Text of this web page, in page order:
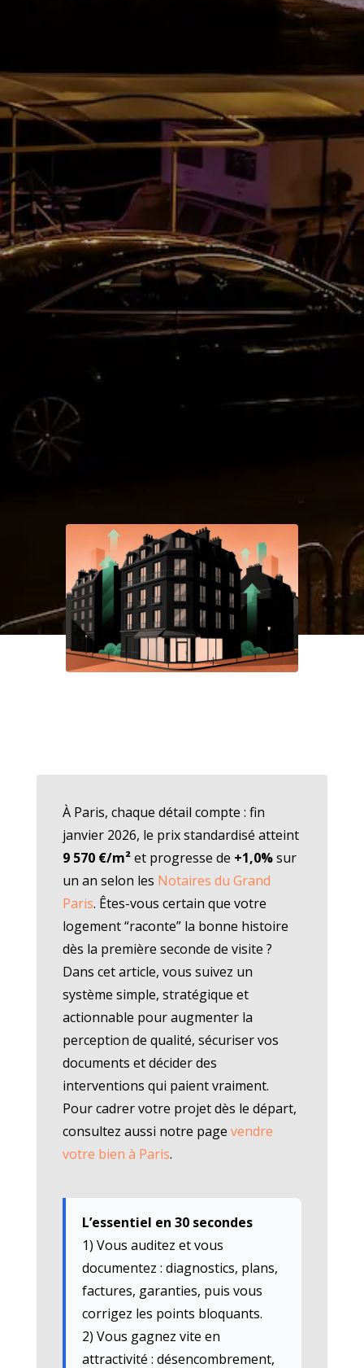
À Paris, chaque détail compte : fin
janvier 2026, le prix standardisé atteint
9 570 €/m²et progresse de +1,0%sur
un an selon les Notaires du Grand
Paris. Êtes-vous certain que votre
logement “raconte” la bonne histoire
dès la première seconde de visite ?
Dans cet article, vous suivez un
système simple, stratégique et
actionnable pour augmenter la
perception de qualité, sécuriser vos
documents et décider des
interventions qui paient vraiment.
Pour cadrer votre projet dès le départ,
consultez aussi notre page vendre
votre bien à Paris.
L’essentiel en 30 secondes
1) Vous auditez et vous
documentez : diagnostics, plans,
factures, garanties, puis vous
corrigez les points bloquants.
2) Vous gagnez vite en
attractivité : désencombrement,